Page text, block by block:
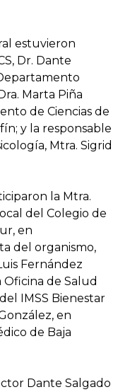
estuvieron
Dr. Dante
Marta Piña
de Ciencias de
y la responsable
Mtra. Sigrid
la Mtra.
del Colegio de
en
del organismo,
Fernández
de Salud
IMSS Bienestar
en
de Baja
Dante Salgado